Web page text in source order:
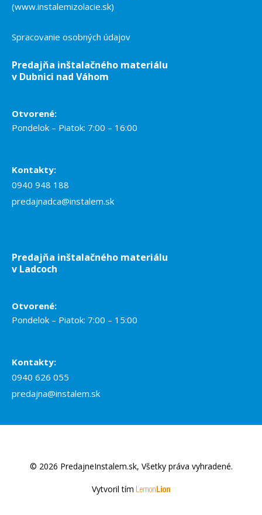
(www.instalemizolacie.sk)
Spracovanie osobných údajov
Predajňa inštalačného materiálu
v Dubnici nad Váhom
Otvorené:
Pondelok – Piatok: 7:00 – 16:00
Kontakty:
0940 948 188
predajnadca@instalem.sk
Predajňa inštalačného materiálu
v Ladcoch
Otvorené:
Pondelok – Piatok: 7:00 – 15:00
Kontakty:
0940 626 055
predajna@instalem.sk
© 2026 PredajneInstalem.sk, Všetky práva vyhradené.
Vytvoril tím